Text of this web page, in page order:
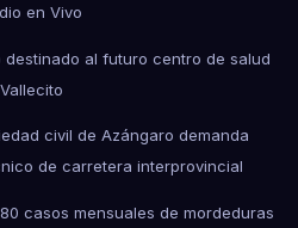
en Vivo
al futuro centro de salud
Vallecito
civil de Azángaro demanda
de carretera interprovincial
casos mensuales de mordeduras